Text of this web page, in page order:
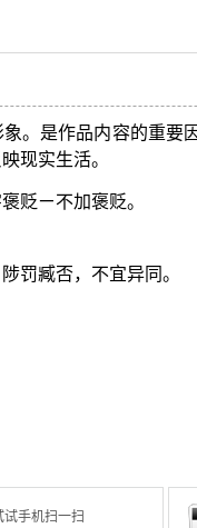
。是作品内容的重要
现实生活。
贬ㄧ不加褒贬。
罚臧否，不宜异同。
试手机扫一扫